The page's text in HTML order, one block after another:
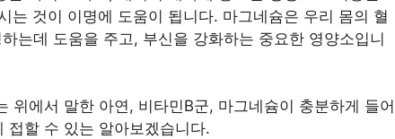
는 것이 이명에 도움이 됩니다. 마그네슘은 우리 몸의 혈
는데 도움을 주고, 부신을 강화하는 중요한 영양소입니
위에서 말한 아연, 비타민B군, 마그네슘이 충분하게 들어
접할 수 있는 알아보겠습니다.